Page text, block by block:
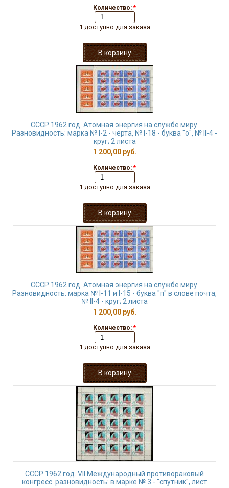
Количество: *
1 доступно для заказа
СССР 1962 год. Атомная энергия на службе миру.
Разновидность: марка № I-2 - черта, № I-18 - буква "о", № II-4 -
круг; 2 листа
1 200,00 руб.
Количество: *
1 доступно для заказа
СССР 1962 год. Атомная энергия на службе миру.
Разновидность: марка № I-11 и I-15 - буква "п" в слове почта,
№ II-4 - круг; 2 листа
1 200,00 руб.
Количество: *
1 доступно для заказа
СССР 1962 год. VII Международный противораковый
конгресс. разновидность: в марке № 3 - "спутник", лист